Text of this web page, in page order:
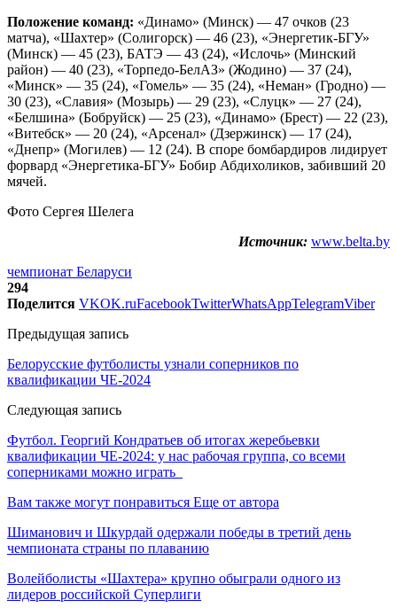
Положение команд: «Динамо» (Минск) — 47 очков (23
матча), «Шахтер» (Солигорск) — 46 (23), «Энергетик-БГУ»
(Минск) — 45 (23), БАТЭ — 43 (24), «Ислочь» (Минский
район) — 40 (23), «Торпедо-БелАЗ» (Жодино) — 37 (24),
«Минск» — 35 (24), «Гомель» — 35 (24), «Неман» (Гродно) —
30 (23), «Славия» (Мозырь) — 29 (23), «Слуцк» — 27 (24),
«Белшина» (Бобруйск) — 25 (23), «Динамо» (Брест) — 22 (23),
«Витебск» — 20 (24), «Арсенал» (Дзержинск) — 17 (24),
«Днепр» (Могилев) — 12 (24). В споре бомбардиров лидирует
форвард «Энергетика-БГУ» Бобир Абдихоликов, забивший 20
мячей.
Фото Сергея Шелега
Источник: www.belta.by
чемпионат Беларуси
294
Поделится VKOK.ruFacebookTwitterWhatsAppTelegramViber
Предыдущая запись
Белорусские футболисты узнали соперников по
квалификации ЧЕ-2024
Следующая запись
Футбол. Георгий Кондратьев об итогах жеребьевки
квалификации ЧЕ-2024: у нас рабочая группа, со всеми
соперниками можно играть
Вам также могут понравиться Еще от автора
Шиманович и Шкурдай одержали победы в третий день
чемпионата страны по плаванию
Волейболисты «Шахтера» крупно обыграли одного из
лидеров российской Суперлиги